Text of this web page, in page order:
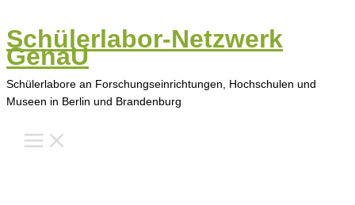
Inhalt
springen
Schülerlabor-Netzwerk
GenaU
Schülerlabore an Forschungseinrichtungen, Hochschulen und
Museen in Berlin und Brandenburg
Main
Menu